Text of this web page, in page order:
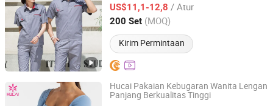
US$11,1-12,8 / Atur
200 Set (MOQ)
Kirim Permintaan
Fujian, China Harga mulai 2025
Hucai Pakaian Kebugaran Wanita Lengan
Panjang Berkualitas Tinggi
Dongguan Humen Hucai Garment Co., Ltd.